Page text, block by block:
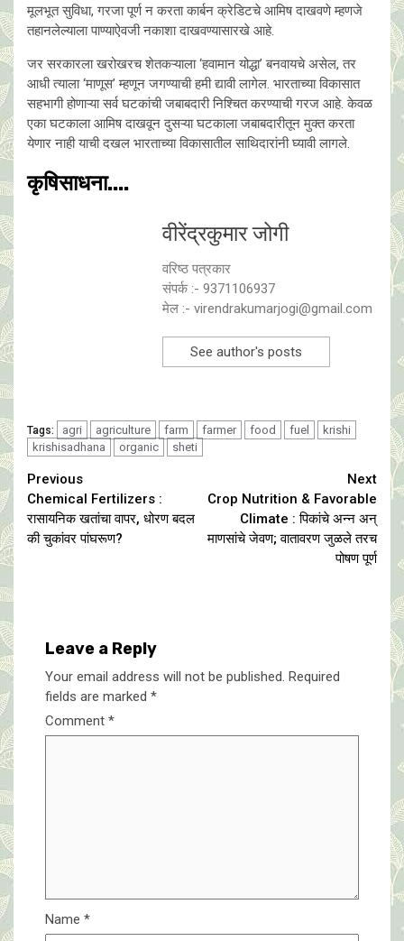
मूलभूत सुविधा, गरजा पूर्ण न करता कार्बन क्रेडिटचे आमिष दाखवणे म्हणजे
तहानलेल्याला पाण्याऐवजी नकाशा दाखवण्यासारखे आहे.
जर सरकारला खरोखरच शेतकऱ्याला ‘हवामान योद्धा’ बनवायचे असेल, तर
आधी त्याला ‘माणूस’ म्हणून जगण्याची हमी द्यावी लागेल. भारताच्या विकासात
सहभागी होणाऱ्या सर्व घटकांची जबाबदारी निश्चित करण्याची गरज आहे. केवळ
एका घटकाला आमिष दाखवून दुसऱ्या घटकाला जबाबदारीतून मुक्त करता
येणार नाही याची दखल भारताच्या विकासातील साथिदारांनी घ्यावी लागले.
कृषिसाधना....
वीरेंद्रकुमार जोगी
वरिष्ठ पत्रकार
संपर्क :- 9371106937
मेल :- virendrakumarjogi@gmail.com
See author's posts
Tags: agri agriculture farm farmer food fuel
krishi
krishisadhana
organic sheti
Continue
Reading
Previous
Chemical Fertilizers :
रासायनिक खतांचा वापर, धोरण बदल
की चुकांवर पांघरूण?
Next
Crop Nutrition & Favorable
Climate : पिकांचे अन्न अन्
माणसांचे जेवण; वातावरण जुळले तरच
पोषण पूर्ण
Leave a Reply
Your email address will not be published. Required
fields are marked *
Comment *
Name *